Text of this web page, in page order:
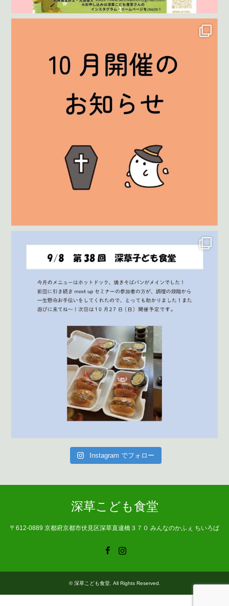
Instagram でフォロー
深草こども食堂
〒612-0889 京都府京都市伏見区深草直違橋３７０ みんなのかふぇ ちいろば
©深草こども食堂. All Rights Reserved.